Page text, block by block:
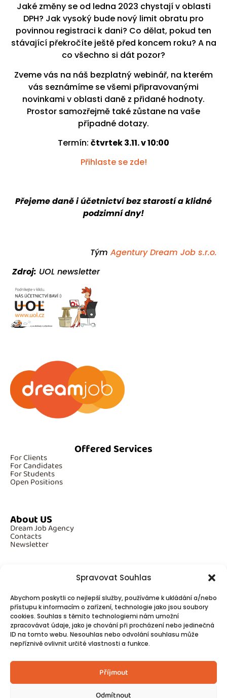
Spravovat Souhlas
Abychom poskytli co nejlepší služby, používáme k ukládání a/nebo
přístupu k informacím o zařízení, technologie jako jsou soubory
cookies. Souhlas s těmito technologiemi nám umožní
zpracovávat údaje, jako je chování při procházení nebo jedinečná
ID na tomto webu. Nesouhlas nebo odvolání souhlasu může
nepříznivě ovlivnit určité vlastnosti a funkce.
Příjmout
Odmítnout
Jaké změny se od ledna 2023 chystají v oblasti
DPH? Jak vysoký bude nový limit obratu pro
povinnou registraci k dani? Co dělat, pokud ten
stávající překročíte ještě před koncem roku? A na
co všechno si dát pozor?
Zveme vás na náš bezplatný webinář, na kterém
vás seznámíme se všemi připravovanými
novinkami v oblasti daně z přidané hodnoty.
Prostor samozřejmě také zůstane na vaše
případné dotazy.
Termín: čtvrtek 3.11. v 10:00
Přihlaste se zde!
Přejeme daně i účetnictví bez starostí a klidné
podzimní dny!
Tým Agentury Dream Job s.r.o.
Zdroj: UOL newsletter
Offered Services
For Clients
For Candidates
For Students
Open Positions
About US
Dream Job Agency
Contacts
Newsletter
Additional Information
GDPR
Cookies
Follow Us